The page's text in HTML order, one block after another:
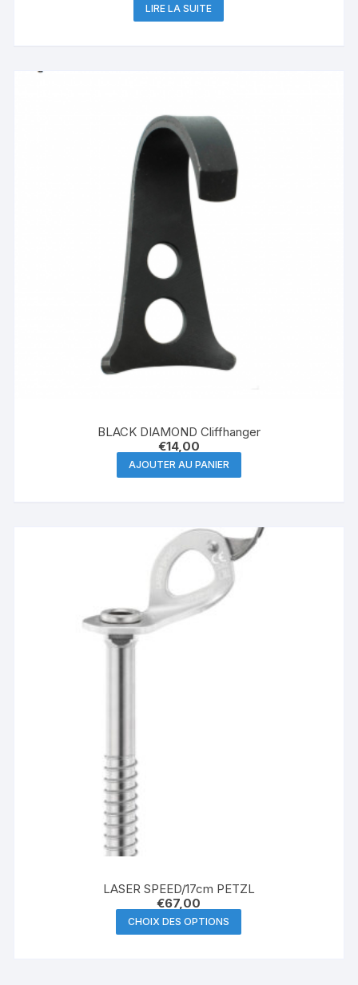
LIRE LA SUITE
BLACK DIAMOND Cliffhanger
€14,00
AJOUTER AU PANIER
LASER SPEED/17cm PETZL
€67,00
CHOIX DES OPTIONS
produit